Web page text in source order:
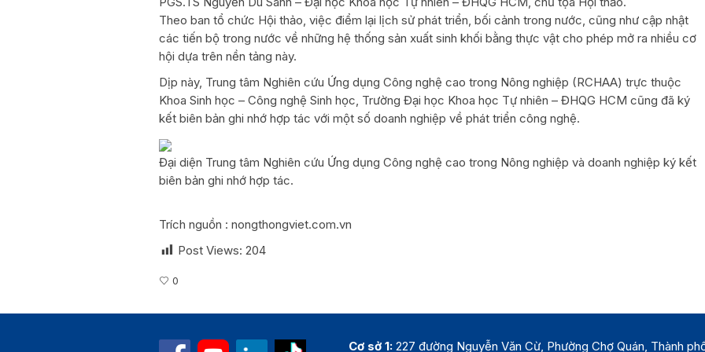
Theo ban tổ chức Hội thảo, việc điểm lại lịch sử phát triển, bối cảnh trong nước, cũng như cập nhật
các tiến bộ trong nước về những hệ thống sản xuất sinh khối bằng thực vật cho phép mở ra nhiều cơ
hội dựa trên nền tảng này.
Dịp này, Trung tâm Nghiên cứu Ứng dụng Công nghệ cao trong Nông nghiệp (RCHAA) trực thuộc
Khoa Sinh học – Công nghệ Sinh học, Trường Đại học Khoa học Tự nhiên – ĐHQG HCM cũng đã ký
kết biên bản ghi nhớ hợp tác với một số doanh nghiệp về phát triển công nghệ.
Đại diện Trung tâm Nghiên cứu Ứng dụng Công nghệ cao trong Nông nghiệp và doanh nghiệp ký kết
biên bản ghi nhớ hợp tác.
Trích nguồn : nongthongviet.com.vn
Post Views: 204
0
Cơ sở 1: 227 đường Nguyễn Văn Cừ, Phường Chợ Quán, Thành